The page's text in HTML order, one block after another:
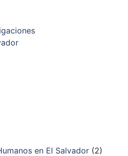
en El Salvador(2)